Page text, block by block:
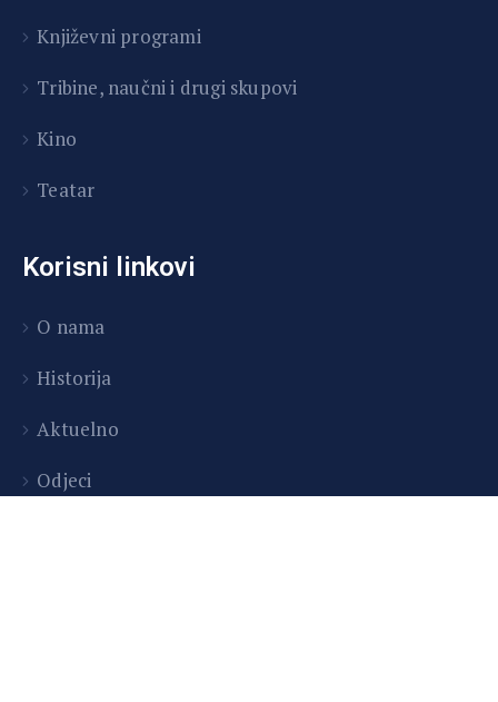
Književni programi
Tribine, naučni i drugi skupovi
Kino
Teatar
Korisni linkovi
O nama
Historija
Aktuelno
Odjeci